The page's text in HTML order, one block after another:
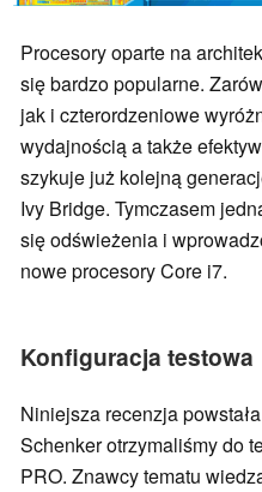
Procesory oparte na
się bardzo popularne.
jak i czterordzeniowe
wydajnością a także
szykuje już kolejną
Ivy Bridge. Tymczasem
się odświeżenia i
nowe procesory Core i7.
Konfiguracja testowa
Niniejsza recenzja
Schenker otrzymaliśmy do
PRO. Znawcy tematu